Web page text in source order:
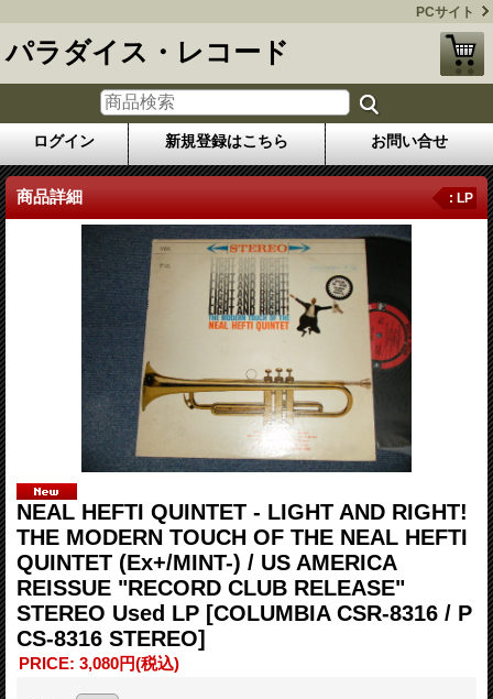
PCサイト
パラダイス・レコード
ログイン 新規登録はこちら お問い合せ
商品詳細 : LP
NEAL HEFTI QUINTET - LIGHT AND RIGHT!
THE MODERN TOUCH OF THE NEAL HEFTI
QUINTET (Ex+/MINT-) / US AMERICA
REISSUE "RECORD CLUB RELEASE"
STEREO Used LP [COLUMBIA CSR-8316 / P
CS-8316 STEREO]
PRICE: 3,080円(税込)